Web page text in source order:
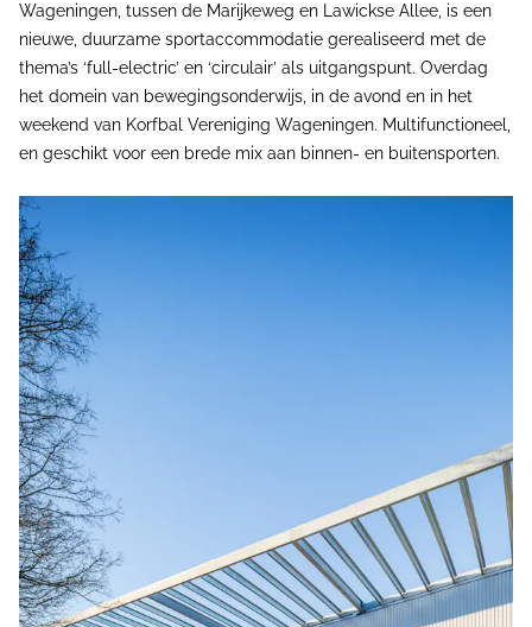
Wageningen, tussen de Marijkeweg en Lawickse Allee, is een
nieuwe, duurzame sportaccommodatie gerealiseerd met de
thema’s ‘full-electric’ en ‘circulair’ als uitgangspunt. Overdag
het domein van bewegingsonderwijs, in de avond en in het
weekend van Korfbal Vereniging Wageningen. Multifunctioneel,
en geschikt voor een brede mix aan binnen- en buitensporten.